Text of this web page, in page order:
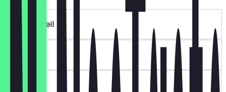
~18 € Vorteil
vor Ort